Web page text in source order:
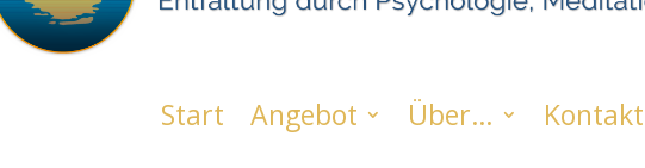
Start Angebot Über… Kontakt